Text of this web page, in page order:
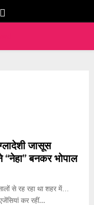
Youtube
जासूस
“नेहा” बनकर भोपाल
से रह रहा था शहर में…
कर रहीं...